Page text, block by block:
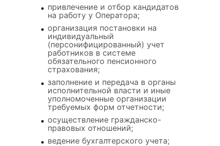
привлечение и отбор кандидатов
на работу у Оператора;
организация постановки на
индивидуальный
(персонифицированный) учет
работников в системе
обязательного пенсионного
страхования;
заполнение и передача в органы
исполнительной власти и иные
уполномоченные организации
требуемых форм отчетности;
осуществление гражданско-
правовых отношений;
ведение бухгалтерского учета;